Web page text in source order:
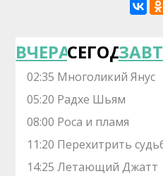
ВЧЕРАСЕГОДНЯ
02:35 Многоликий Янус
05:20 Радхе Шьям
08:00 Роса и пламя
11:20 Перехитрить
14:25 Летающий Джатт